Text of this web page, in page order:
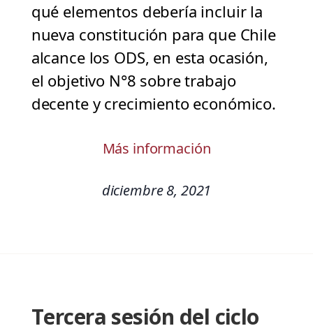
qué elementos debería incluir la
nueva constitución para que Chile
alcance los ODS, en esta ocasión,
el objetivo N°8 sobre trabajo
decente y crecimiento económico.
Más información
diciembre 8, 2021
Tercera sesión del ciclo